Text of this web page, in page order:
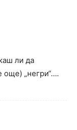
ли да
още) „негри“….